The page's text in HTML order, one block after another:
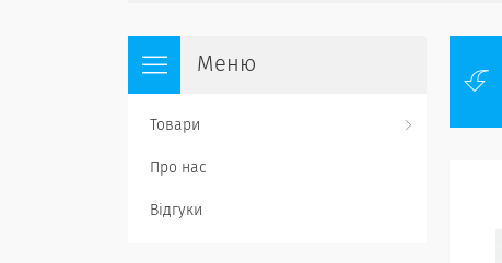
Товари
Про нас
Відгуки